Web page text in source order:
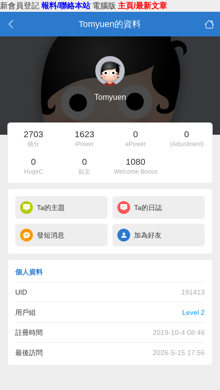
新會員登記 報料/聯絡本站 電腦版 主頁/最新文章
Tomyuen的資料
Tomyuen
2703
積分
1623
iPower
0
aPower
0
(Adjustment)
0
HugeC
0
貼文
1080
Welcome Bonus
Ta的主題 Ta的日誌
發短消息 加為好友
個人資料
UID 191413
用戶組 Level 2
註冊時間 2019-10-4 08:46
最後訪問 2026-5-15 17:56